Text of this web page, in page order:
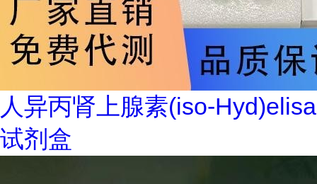
人异丙肾上腺素(iso-Hyd)elisa
试剂盒